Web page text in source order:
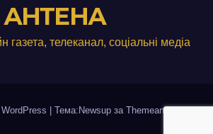
АНТЕНА
телеканал, соціальні медіа
| Тема:Newsup за Themeansar.